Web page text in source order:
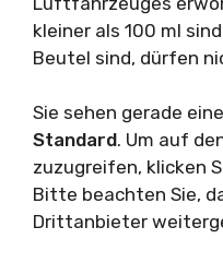
kleiner als 100 ml
Beutel sind, dürfen
Sie sehen gerade
Standard. Um auf
zuzugreifen, klicken
Bitte beachten Sie,
Drittanbieter